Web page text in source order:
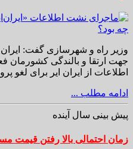
وزیر راه و شهرسازی گفت: ایران
جهت ارتقا و بالندگی کشورمان
اطلاعات از ایران ایر برای لغو
ادامه مطلب ...
پیش بینی سال آینده
زمان احتمالی بالا رفتن